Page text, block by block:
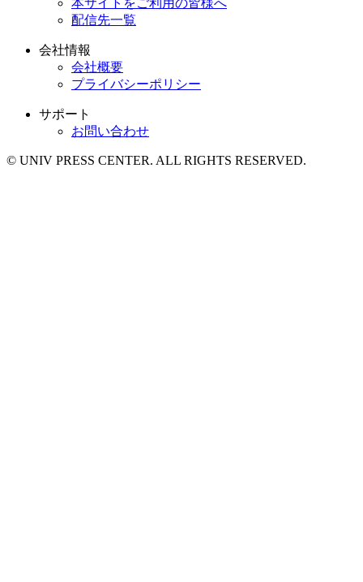
本サイトをご利用の皆様へ
配信先一覧
会社情報
会社概要
プライバシーポリシー
サポート
お問い合わせ
© UNIV PRESS CENTER. ALL RIGHTS RESERVED.